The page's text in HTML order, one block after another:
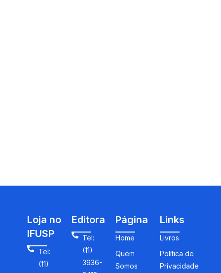
Loja no
IFUSP
Tel:
(11)
Editora
Tel:
(11)
3936-
Página
Home
Quem
Somos
Links
Livros
Política de
Privacidade